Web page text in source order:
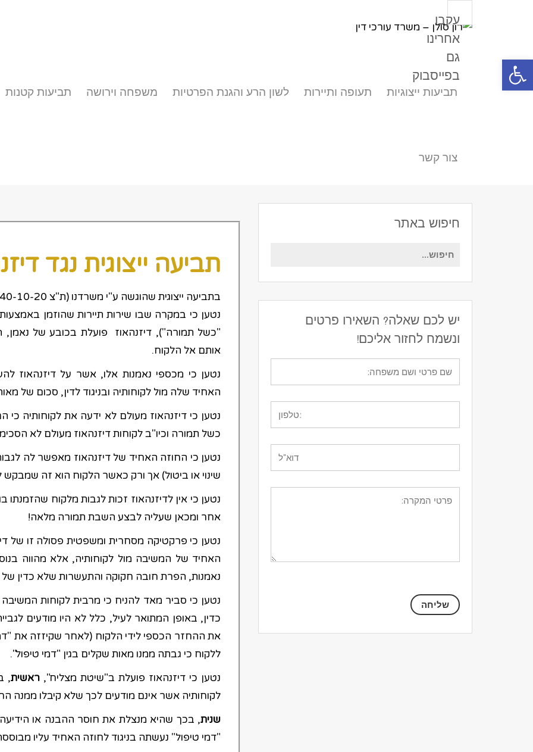
פתח סרגל נגישות
תביעות ייצוגיות תעופה ותיירות לשון הרע והגנת הפרטיות משפחה וירושה תביעות קטנות
צור קשר
תביעה ייצוגית נגד
בתביעה ייצוגית שהוגשה ע"י משרדנו (ת"צ 60940-10-20:
נטען כי במקרה שבו שירות תיירות שהוזמן באמצעות
"כשל תמורה"), דיזנהאוז פועלת בכובע של
אותם אל הלקוח.
נטען כי מכספי נאמנות אלו, אשר על דיזנהאוז
האחיד שלה מול לקוחותיה ובניגוד לדין, סכום של
נטען כי דיזנהאוז מעולם לא ידעה את לקוחותיה
כשל תמורה וכיו"ב לקוחות דיזנהאוז מעולם לא
נטען כי החוזה האחיד של דיזנהאוז מאפשר לה
שינוי או ביטול) אך ורק כאשר הלקוח הוא זה
נטען כי אין לדיזנהאוז זכות לגבות מלקוח
אחר ומכאן שעליה לבצע השבת תמורה מלאה!
נטען כי פרקטיקה מסחרית ומשפטית פסולה זו של
האחיד של המשיבה מול לקוחותיה, אלא מהווה
נאמנות, הפרת חובה חקוקה והתעשרות שלא כדין
נטען כי סביר מאד להניח כי מרבית לקוחות
כדין, באופן המתואר לעיל, כלל לא היו מודעים
את ההחזר הכספי לידי הלקוח (לאחר שקיזזה את
ללקוח כי גבתה ממנו מאות שקלים בגין "דמי טיפול".
נטען כי דיזנהאוז פועלת ב"שיטת מצליח", ראשית,
לקוחותיה אשר אינם מודעים לכך שלא קיבלו ממנה
שנית, בכך שהיא מנצלת את חוסר ההבנה או
"דמי טיפול" נעשתה בניגוד לחוזה האחיד עליו
חיפוש באתר
חיפוש
יש לכם שאלה? השאירו פרטים
ונשמח לחזור אליכם!
עקבו
אחרינו
גם
בפייסבוק